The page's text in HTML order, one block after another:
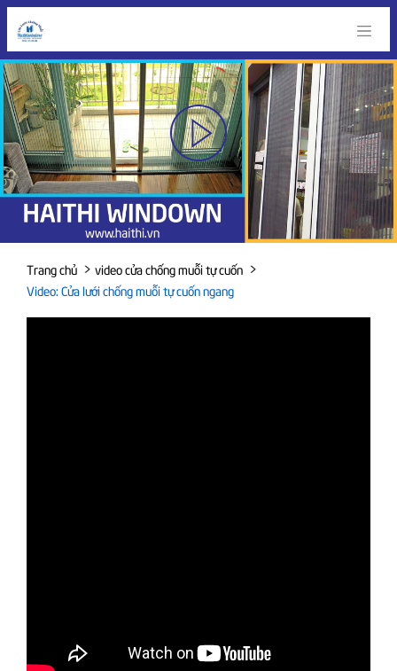
Trang chủ > video cửa chống muỗi tự cuốn >
Video: Cửa lưới chống muỗi tự cuốn ngang